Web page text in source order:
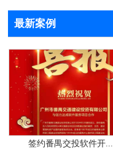
最新案例
签约番禺交投软件开...